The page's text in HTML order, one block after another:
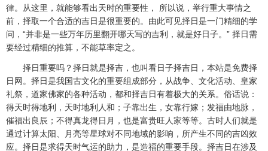
律。从这里，就能够看出天时的重要性， 所以说，举行重大事情之
前，择取一个合适的吉日是很重要的。由此可见择日是一门精细的学
问，“并非是一些万年历里翻开哪天写的吉利，就是好日子。” 择日需
要经过精细的推算，不能草率定之。
择日重要吗？择日就是择吉，也叫看日子择吉日，本站是免费择
日网。择日是我国古文化的重要组成部分，从战争、文化活动、皇家
礼祭，道家佛家的各种活动，都和择吉日有着极大的关系。俗话说：
得天时得地利，天时地利人和；子靠出生，女靠行嫁；发福由地脉，
催福出良辰；不得真龙得日月，也是富贵旺人家等等。古时人们就是
通过计算太阳、月亮等星球对不同地域的影响，所产生不同的吉凶效
应。择日是求得天时气运的助力，是造福的重要手段。择吉日在涉及